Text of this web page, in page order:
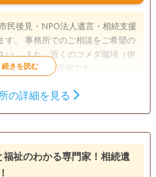
民後見・NPO法人遺言・相続支援
ご希望の
い。 また、近くのコメダ珈琲（伊
行うことも可能です。
遺産分割
の詳細を見る
祉のわかる専門家！相続遺